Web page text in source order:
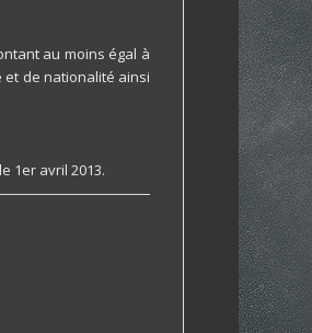
au moins égal à
et de nationalité ainsi
1er avril 2013.